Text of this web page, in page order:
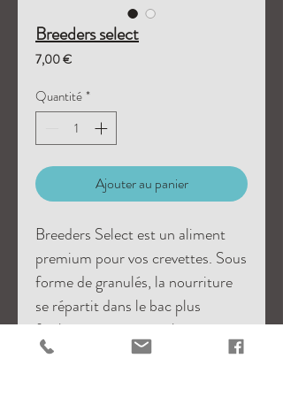
Breeders select
7,00 €Prix
Quantité*
Ajouter au panier
Breeders Select est un aliment
premium pour vos crevettes. Sous
forme de granulés, la nourriture
se répartit dans le bac plus
facilement pour que chaque
crevette puisse en bénéficier.